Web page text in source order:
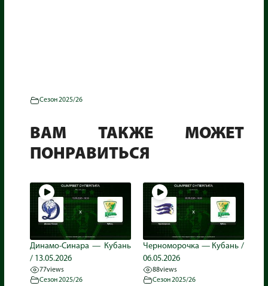
Сезон 2025/26
ВАМ ТАКЖЕ МОЖЕТ
ПОНРАВИТЬСЯ
Динамо-Синара — Кубань
/ 13.05.2026
77views
Сезон 2025/26
Черноморочка — Кубань /
06.05.2026
88views
Сезон 2025/26